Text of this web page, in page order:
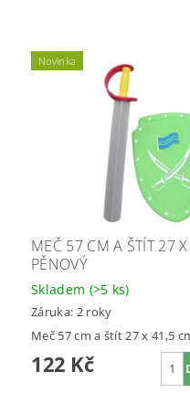
Novinka
MEČ 57 CM A ŠTÍT 27
PĚNOVÝ
Skladem (>5 ks)
Záruka: 2 roky
Meč 57 cm a štít 27 x 41,5
122 Kč